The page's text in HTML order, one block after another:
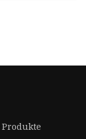
Produkte